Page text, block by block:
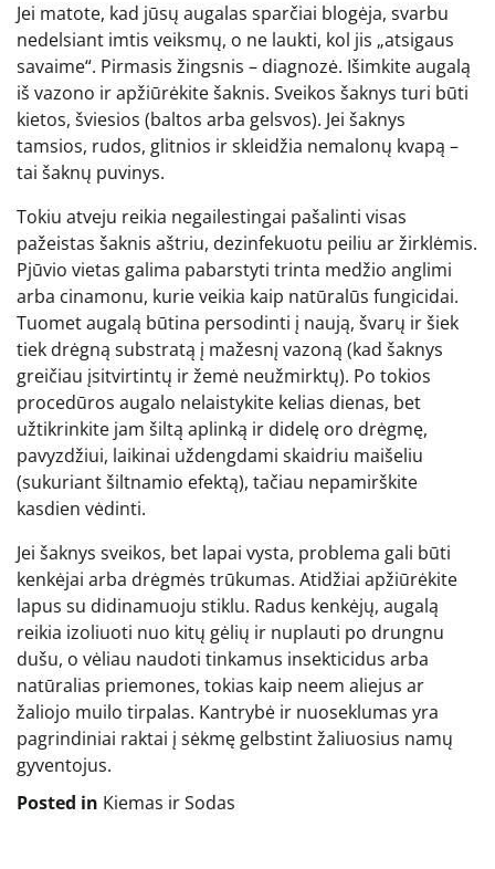
Jei matote, kad jūsų augalas sparčiai blogėja, svarbu
nedelsiant imtis veiksmų, o ne laukti, kol jis „atsigaus
savaime“. Pirmasis žingsnis – diagnozė. Išimkite augalą
iš vazono ir apžiūrėkite šaknis. Sveikos šaknys turi būti
kietos, šviesios (baltos arba gelsvos). Jei šaknys
tamsios, rudos, glitnios ir skleidžia nemalonų kvapą –
tai šaknų puvinys.
Tokiu atveju reikia negailestingai pašalinti visas
pažeistas šaknis aštriu, dezinfekuotu peiliu ar žirklėmis.
Pjūvio vietas galima pabarstyti trinta medžio anglimi
arba cinamonu, kurie veikia kaip natūralūs fungicidai.
Tuomet augalą būtina persodinti į naują, švarų ir šiek
tiek drėgną substratą į mažesnį vazoną (kad šaknys
greičiau įsitvirtintų ir žemė neužmirktų). Po tokios
procedūros augalo nelaistykite kelias dienas, bet
užtikrinkite jam šiltą aplinką ir didelę oro drėgmę,
pavyzdžiui, laikinai uždengdami skaidriu maišeliu
(sukuriant šiltnamio efektą), tačiau nepamirškite
kasdien vėdinti.
Jei šaknys sveikos, bet lapai vysta, problema gali būti
kenkėjai arba drėgmės trūkumas. Atidžiai apžiūrėkite
lapus su didinamuoju stiklu. Radus kenkėjų, augalą
reikia izoliuoti nuo kitų gėlių ir nuplauti po drungnu
dušu, o vėliau naudoti tinkamus insekticidus arba
natūralias priemones, tokias kaip neem aliejus ar
žaliojo muilo tirpalas. Kantrybė ir nuoseklumas yra
pagrindiniai raktai į sėkmę gelbstint žaliuosius namų
gyventojus.
Posted in Kiemas ir Sodas